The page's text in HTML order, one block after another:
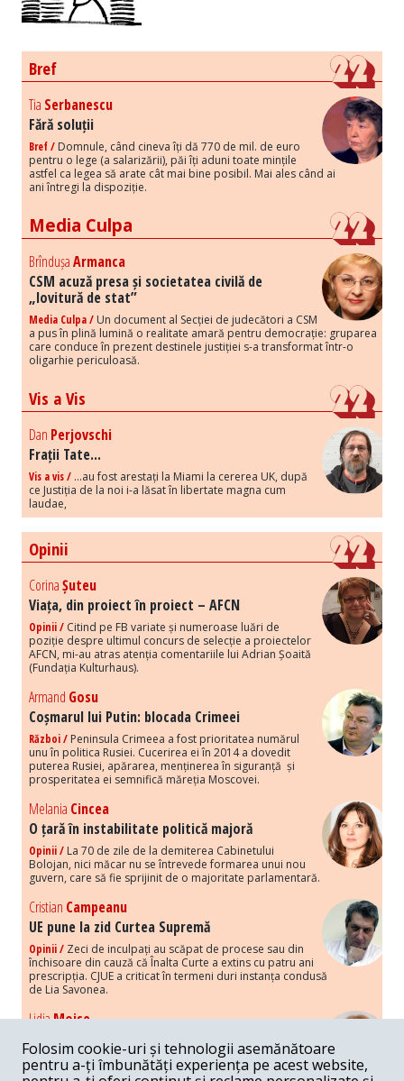
Bref
Tia Serbanescu
Fără soluții
Bref / Domnule, când cineva îți dă 770 de mil. de euro
pentru o lege (a salarizării), păi îți aduni toate mințile
astfel ca legea să arate cât mai bine posibil. Mai ales când ai
ani întregi la dispoziție.
Media Culpa
BrîndușaArmanca
CSM acuză presa și societatea civilă de
„lovitură de stat”
Media Culpa / Un document al Secției de judecători a CSM
a pus în plină lumină o realitate amară pentru democrație: gruparea
care conduce în prezent destinele justiției s-a transformat într-o
oligarhie periculoasă.
Vis a Vis
Dan Perjovschi
Frații Tate...
Vis a vis / ...au fost arestați la Miami la cererea UK, după
ce Justiția de la noi i-a lăsat în libertate magna cum
laudae,
Opinii
CorinaȘuteu
Viața, din proiect în proiect – AFCN
Opinii / Citind pe FB variate și numeroase luări de
poziție despre ultimul concurs de selecție a proiectelor
AFCN, mi-au atras atenția comentariile lui Adrian Șoaită
(Fundația Kulturhaus).
Armand Gosu
Coșmarul lui Putin: blocada Crimeei
Război / Peninsula Crimeea a fost prioritatea numărul
unu în politica Rusiei. Cucerirea ei în 2014 a dovedit
puterea Rusiei, apărarea, menținerea în siguranță și
prosperitatea ei semnifică măreția Moscovei.
Melania Cincea
O țară în instabilitate politică majoră
Opinii / La 70 de zile de la demiterea Cabinetului
Bolojan, nici măcar nu se întrevede formarea unui nou
guvern, care să fie sprijinit de o majoritate parlamentară.
Cristian Campeanu
UE pune la zid Curtea Supremă
Opinii / Zeci de inculpați au scăpat de procese sau din
închisoare din cauză că Înalta Curte a extins cu patru ani
prescripția. CJUE a criticat în termeni duri instanța condusă
de Lia Savonea.
LidiaMoise
Costurile economice ale haosului politic
Opinii / Economia nu poate rezista cu retorica falsă a
susținerii intereselor poporului, care, de fapt, ascunde
Folosim cookie-uri și tehnologii asemănătoare
pentru a-ți îmbunătăți experiența pe acest website,